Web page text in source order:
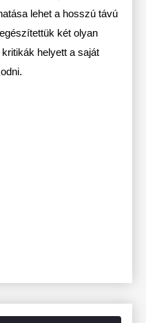
lehet a hosszú távú
két olyan
helyett a saját